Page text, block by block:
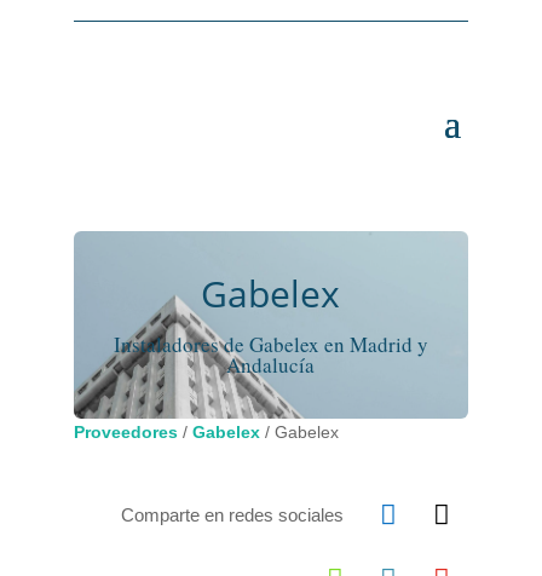
Gabelex
Instaladores de Gabelex en Madrid y
Andalucía
Proveedores/ Gabelex/ Gabelex
Comparte en redes sociales  